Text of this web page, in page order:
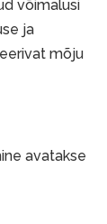
võimalusi
ja
mõju
avatakse